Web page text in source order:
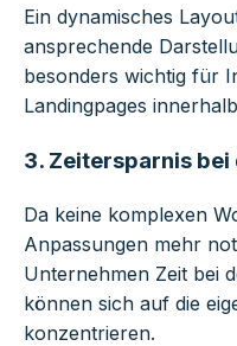
Ein dynamisches
ansprechende
besonders wichtig für
Landingpages
3. Zeitersparnis bei
Da keine komplexen
Anpassungen mehr
Unternehmen Zeit bei
können sich auf die
konzentrieren.